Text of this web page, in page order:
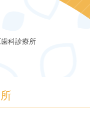
科診療所